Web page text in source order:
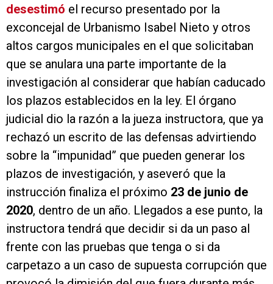
desestimó el recurso presentado por la
exconcejal de Urbanismo Isabel Nieto y otros
altos cargos municipales en el que solicitaban
que se anulara una parte importante de la
investigación al considerar que habían caducado
los plazos establecidos en la ley. El órgano
judicial dio la razón a la jueza instructora, que ya
rechazó un escrito de las defensas advirtiendo
sobre la “impunidad” que pueden generar los
plazos de investigación, y aseveró que la
instrucción finaliza el próximo 23 de junio de
2020, dentro de un año. Llegados a ese punto, la
instructora tendrá que decidir si da un paso al
frente con las pruebas que tenga o si da
carpetazo a un caso de supuesta corrupción que